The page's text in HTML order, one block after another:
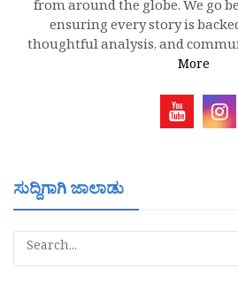
from around the globe. We go
ensuring every story is
thoughtful analysis, and
More
ಸುದ್ದಿಗಾಗಿ ಜಾಲಾಡು